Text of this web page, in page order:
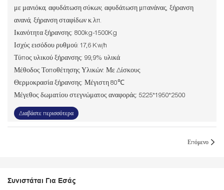
με μανιόκα, αφυδάτωση σύκων, αφυδάτωση μπανάνας, ξήρανση
ανανά, ξήρανση σταφίδων κ.λπ.
Ικανότητα ξήρανσης: 800kg-1500Kg
Ισχύς εισόδου ρυθμού: 17,6 Kw/h
Τύπος υλικού ξήρανσης: 99,9% υλικά
Μέθοδος Τοποθέτησης Υλικών: Με Δίσκους
Θερμοκρασία ξήρανσης: Μέγιστη 80℃
Μέγεθος δωματίου στεγνώματος αναφοράς: 5225*1950*2500
Διαβάστε περισσότερα
Επόμενο
Συνιστάται Για Εσάς